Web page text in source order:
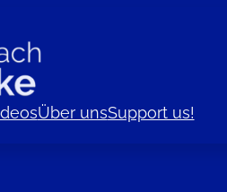
Über unsSupport us!